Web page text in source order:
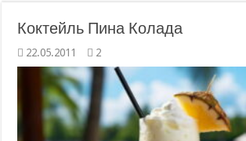
Коктейль Пина Колада
22.05.2011 2